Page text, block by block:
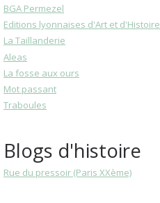
BGA Permezel
Editions lyonnaises d'Art et d'Histoire
La Taillanderie
Aleas
La fosse aux ours
Mot passant
Traboules
Blogs d'histoire
Rue du pressoir (Paris XXème)